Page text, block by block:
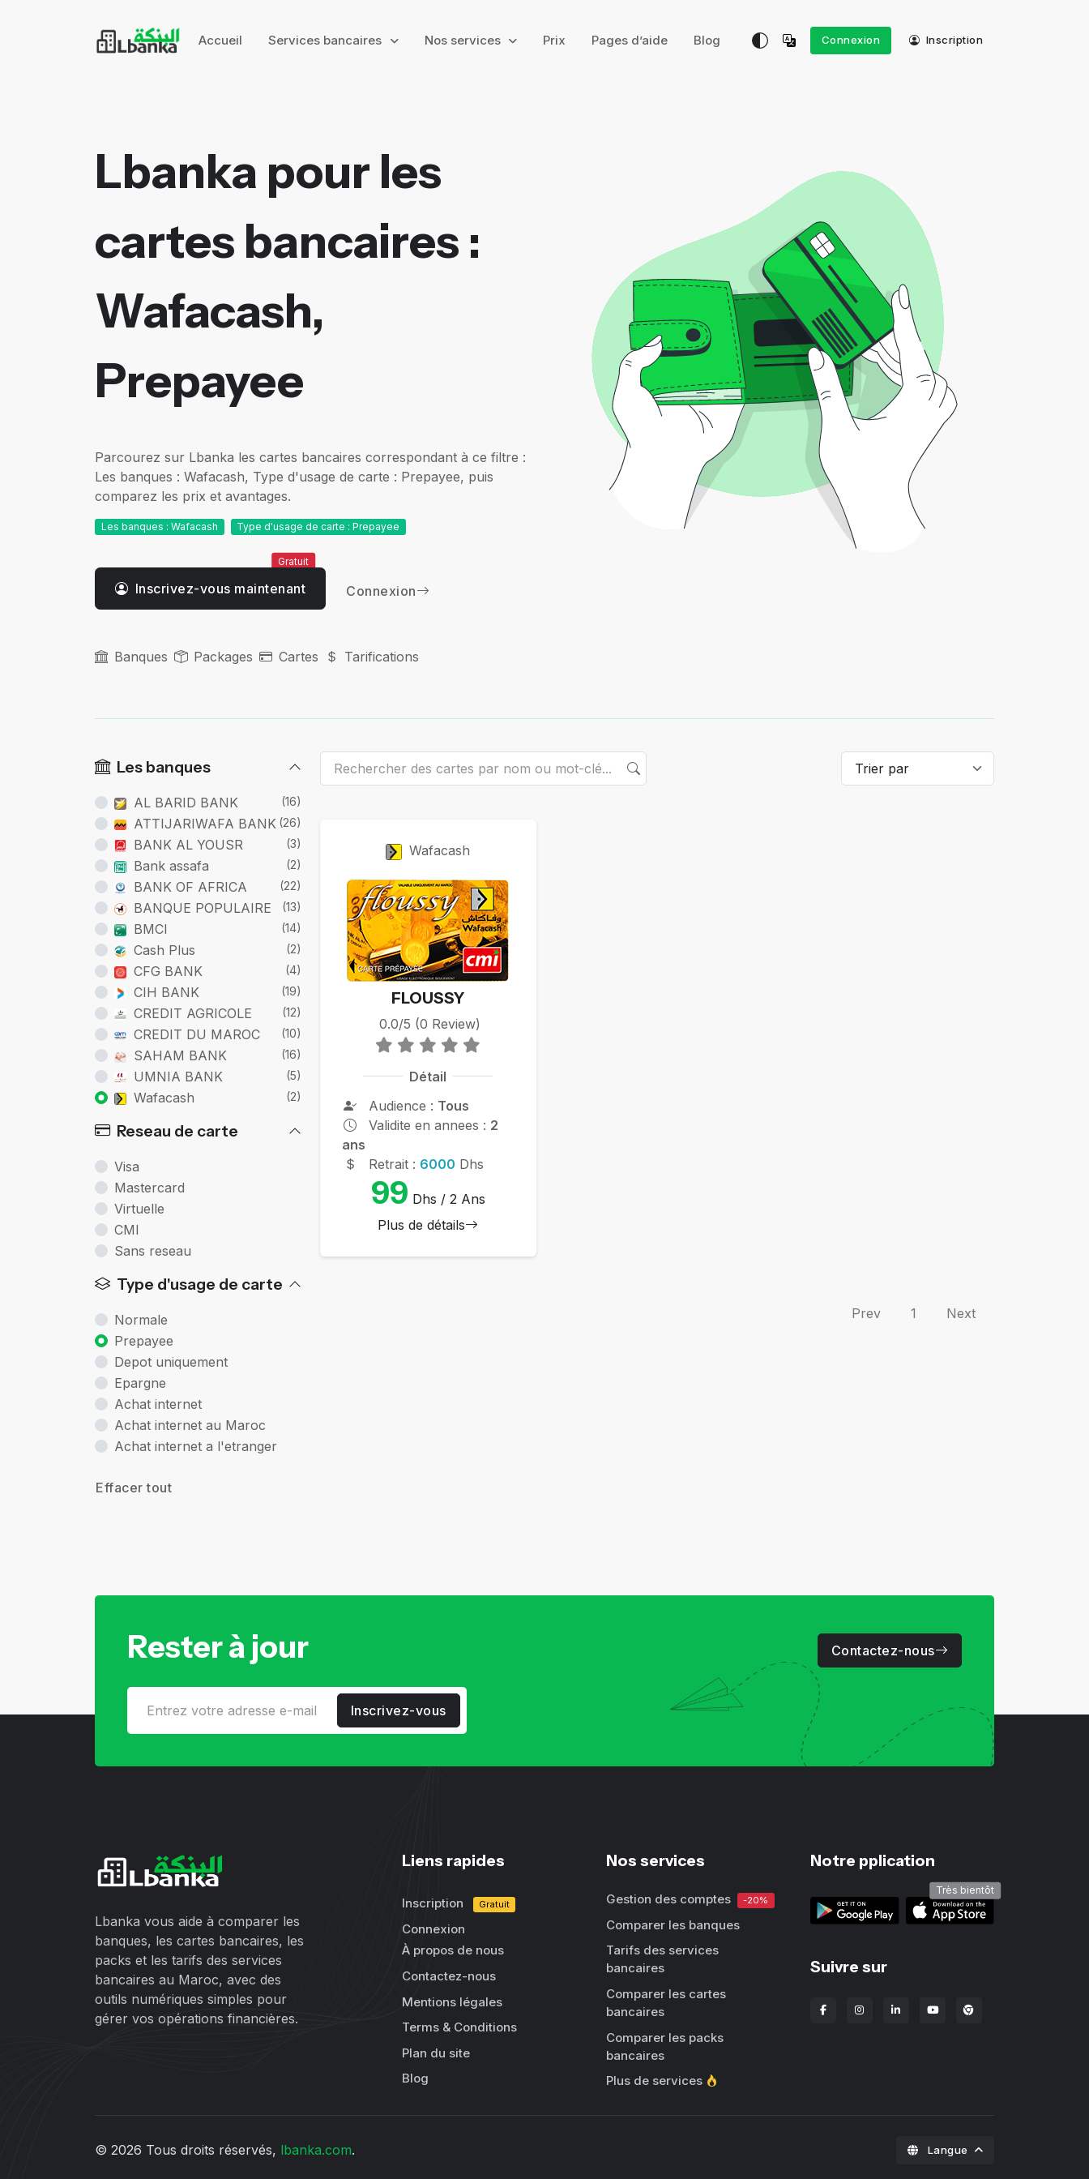
Accueil Services bancaires Nos services Prix Pages d’aide Blog Connexion Inscription
Lbanka pour les
cartes bancaires :
Wafacash,
Prepayee
Parcourez sur Lbanka les cartes bancaires correspondant à ce filtre :
Les banques : Wafacash, Type d'usage de carte : Prepayee, puis
comparez les prix et avantages.
Les banques : Wafacash Type d'usage de carte : Prepayee
Gratuit
Inscrivez-vous maintenant Connexion
Banques Packages Cartes Tarifications
Les banques
AL BARID BANK (16)
ATTIJARIWAFA BANK (26)
BANK AL YOUSR (3)
Bank assafa (2)
BANK OF AFRICA (22)
BANQUE POPULAIRE (13)
BMCI (14)
Cash Plus (2)
CFG BANK (4)
CIH BANK (19)
CREDIT AGRICOLE (12)
CREDIT DU MAROC (10)
SAHAM BANK (16)
UMNIA BANK (5)
Wafacash (2)
Reseau de carte
Visa
Mastercard
Virtuelle
CMI
Sans reseau
Type d'usage de carte
Normale
Prepayee
Depot uniquement
Epargne
Achat internet
Achat internet au Maroc
Achat internet a l'etranger
Effacer tout
Wafacash
FLOUSSY
0.0/5 (0 Review)
Détail
Audience : Tous
Validite en annees : 2
ans
Retrait : 6000 Dhs
99 Dhs / 2 Ans
Plus de détails
Prev 1 Next
Rester à jour
Inscrivez-vous
Contactez-nous
Lbanka vous aide à comparer les
banques, les cartes bancaires, les
packs et les tarifs des services
bancaires au Maroc, avec des
outils numériques simples pour
gérer vos opérations financières.
Liens rapides
Inscription Gratuit
Connexion
À propos de nous
Contactez-nous
Mentions légales
Terms & Conditions
Plan du site
Blog
Nos services
Gestion des comptes -20%
Comparer les banques
Tarifs des services
bancaires
Comparer les cartes
bancaires
Comparer les packs
bancaires
Plus de services
Notre pplication
Très bientôt
Suivre sur
Extension Chrome
© 2026 Tous droits réservés, lbanka.com. Langue